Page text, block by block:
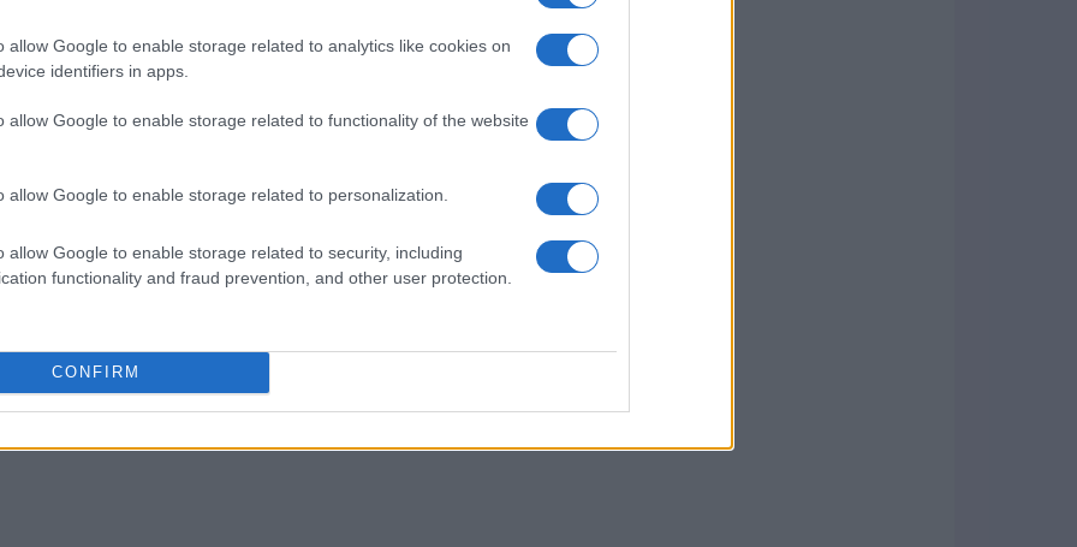
allow Google to enable storage related to analytics like cookies on
identifiers in apps.
allow Google to enable storage related to functionality of the website
allow Google to enable storage related to personalization.
allow Google to enable storage related to security, including
functionality and fraud prevention, and other user protection.
CONFIRM
gioco secondo i propri gusti.
risoluzione di
si tratti di titoli FPS, MOBA o RPG, questo
grazie al suo
da utilizzare anche durante lunghe